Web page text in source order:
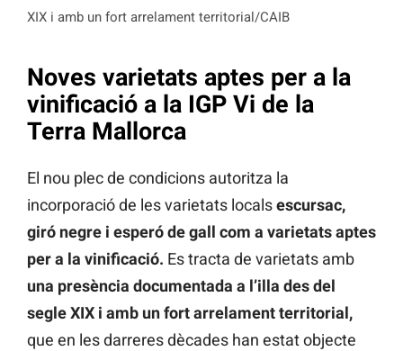
XIX i amb un fort arrelament territorial/CAIB
Noves varietats aptes per a la
vinificació a la IGP Vi de la
Terra Mallorca
El nou plec de condicions autoritza la
incorporació de les varietats localsescursac,
giró negre i esperó de gall com a varietats aptes
per a la vinificació. Es tracta de varietats amb
una presència documentada a l’illa des del
segle XIX i amb un fort arrelament territorial,
que en les darreres dècades han estat objecte